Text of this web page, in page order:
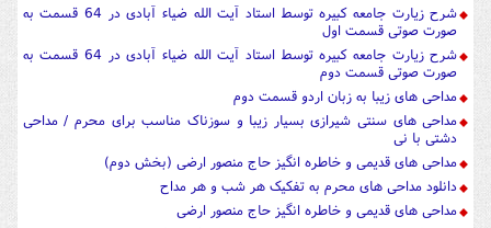
شرح زیارت جامعه کبیره توسط استاد آیت الله ضیاء آبادی در 64 قسمت به
صورت صوتی قسمت اول
شرح زیارت جامعه کبیره توسط استاد آیت الله ضیاء آبادی در 64 قسمت به
صورت صوتی قسمت دوم
مداحی های زیبا به زبان اردو قسمت دوم
مداحی های سنتی شیرازی بسیار زیبا و سوزناک مناسب برای محرم / مداحی
دشتی با نی
مداحی های قدیمی و خاطره انگیز حاج منصور ارضی (بخش دوم)
دانلود مداحی های محرم به تفکیک هر شب و هر مداح
مداحی های قدیمی و خاطره انگیز حاج منصور ارضی